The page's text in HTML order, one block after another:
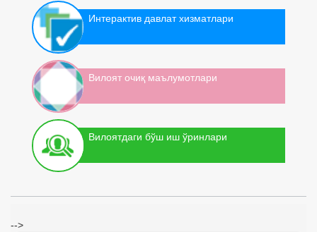
Интерактив давлат хизматлари
Вилоят очиқ маълумотлари
Вилоятдаги бўш иш ўринлари
-->